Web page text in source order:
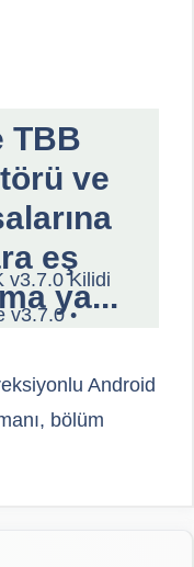
TBB
ve
eş
ya...
v3.7.0 Kilidi
v3.7.0 •
Android
bölüm